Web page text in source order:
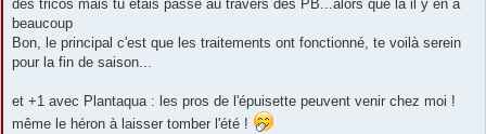
des tricos mais tu étais passé au travers des PB...alors que là il y en a
beaucoup
Bon, le principal c'est que les traitements ont fonctionné, te voilà serein
pour la fin de saison...
et +1 avec Plantaqua : les pros de l'épuisette peuvent venir chez moi !
même le héron à laisser tomber l'été !